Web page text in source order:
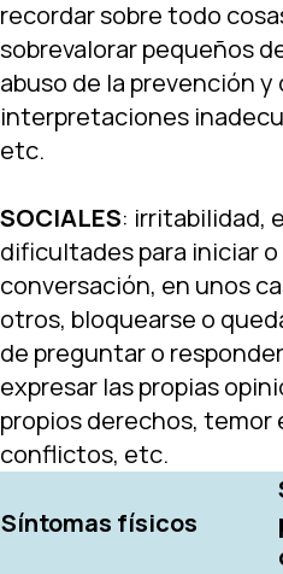
recordar sobre todo
sobrevalorar pequeños
abuso de la prevención y
interpretaciones
etc.
SOCIALES: irritabilidad,
dificultades para iniciar
conversación, en unos
otros, bloquearse o
de preguntar o
expresar las propias
propios derechos, temor
conflictos, etc.
Síntomas físicos